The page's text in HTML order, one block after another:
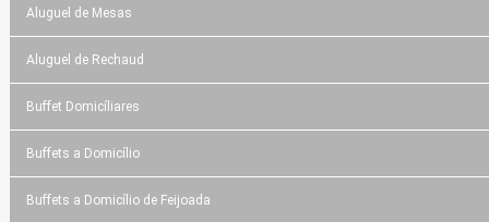
Aluguel de Mesas
Aluguel de Rechaud
Buffet Domicíliares
Buffets a Domicílio
Buffets a Domicílio de Feijoada